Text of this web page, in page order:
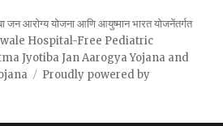
जन आरोग्य योजना आणि आयुष्मान भारत योजनेंतर्गत
Jawale Hospital-Free Pediatric
Jyotiba Jan Aarogya Yojana and
Proudly powered by